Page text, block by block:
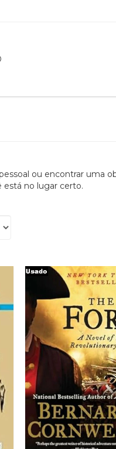
ou encontrar uma
está no lugar certo.